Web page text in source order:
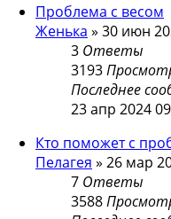
Проблема с весом
Женька » 30 июн
3 Ответы
3193
Последнее
23 апр 2024
Кто поможет с
Пелагея » 26 мар
7 Ответы
3588